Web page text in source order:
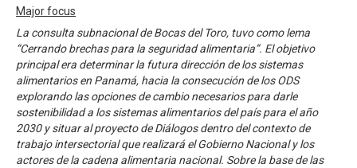
Major focus
La consulta subnacional de Bocas del Toro, tuvo como lema
“Cerrando brechas para la seguridad alimentaria”. El objetivo
principal era determinar la futura dirección de los sistemas
alimentarios en Panamá, hacia la consecución de los ODS
explorando las opciones de cambio necesarios para darle
sostenibilidad a los sistemas alimentarios del país para el año
2030 y situar al proyecto de Diálogos dentro del contexto de
trabajo intersectorial que realizará el Gobierno Nacional y los
actores de la cadena alimentaria nacional. Sobre la base de las